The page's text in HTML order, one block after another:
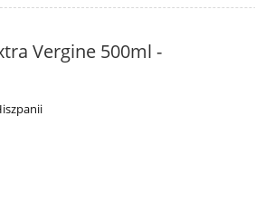
Vergine 500ml -